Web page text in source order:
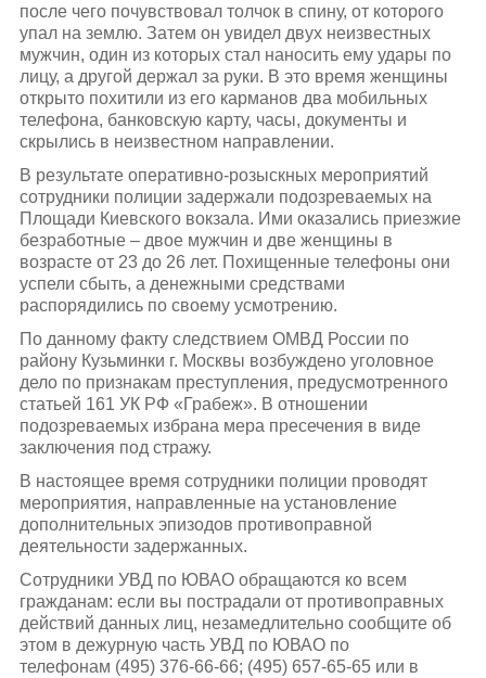
после чего почувствовал толчок в спину, от которого
упал на землю. Затем он увидел двух неизвестных
мужчин, один из которых стал наносить ему удары по
лицу, а другой держал за руки. В это время женщины
открыто похитили из его карманов два мобильных
телефона, банковскую карту, часы, документы и
скрылись в неизвестном направлении.
В результате оперативно-розыскных мероприятий
сотрудники полиции задержали подозреваемых на
Площади Киевского вокзала. Ими оказались приезжие
безработные – двое мужчин и две женщины в
возрасте от 23 до 26 лет. Похищенные телефоны они
успели сбыть, а денежными средствами
распорядились по своему усмотрению.
По данному факту следствием ОМВД России по
району Кузьминки г. Москвы возбуждено уголовное
дело по признакам преступления, предусмотренного
статьей 161 УК РФ «Грабеж». В отношении
подозреваемых избрана мера пресечения в виде
заключения под стражу.
В настоящее время сотрудники полиции проводят
мероприятия, направленные на установление
дополнительных эпизодов противоправной
деятельности задержанных.
Сотрудники УВД по ЮВАО обращаются ко всем
гражданам: если вы пострадали от противоправных
действий данных лиц, незамедлительно сообщите об
этом в дежурную часть УВД по ЮВАО по
телефонам (495) 376-66-66; (495) 657-65-65 или в